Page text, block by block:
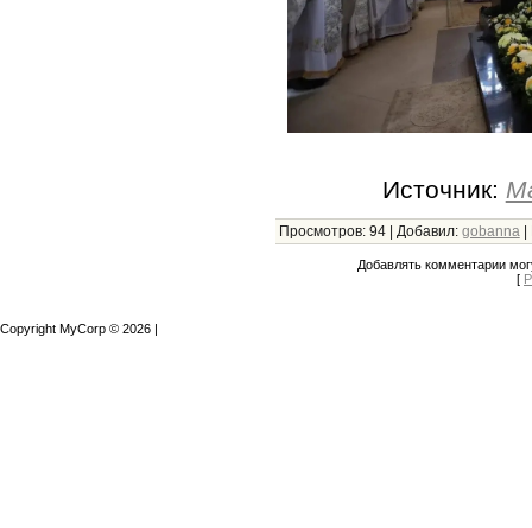
Источник:
Просмотров: 94| Добавил: gobanna |
Добавлять комментарии
[
Copyright MyCorp © 2026 |